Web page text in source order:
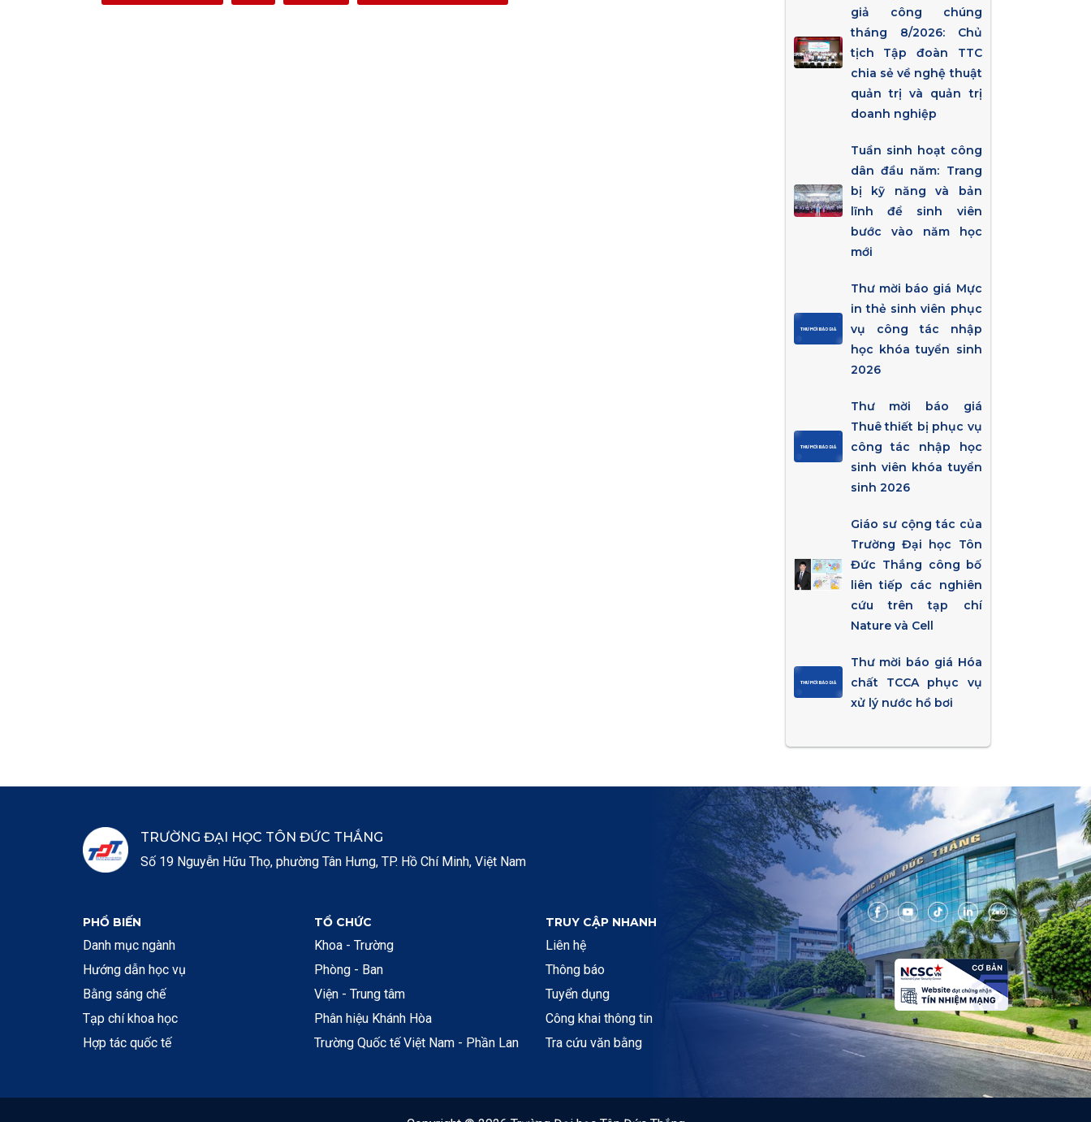
giả công chúng
tháng 8/2026: Chủ
tịch Tập đoàn TTC
chia sẻ về nghệ thuật
quản trị và quản trị
doanh nghiệp
Tuần sinh hoạt công
dân đầu năm: Trang
bị kỹ năng và bản
lĩnh để sinh viên
bước vào năm học
mới
Thư mời báo giá Mực
in thẻ sinh viên phục
vụ công tác nhập
học khóa tuyển sinh
2026
Thư mời báo giá
Thuê thiết bị phục vụ
công tác nhập học
sinh viên khóa tuyển
sinh 2026
Giáo sư cộng tác của
Trường Đại học Tôn
Đức Thắng công bố
liên tiếp các nghiên
cứu trên tạp chí
Nature và Cell
Thư mời báo giá Hóa
chất TCCA phục vụ
xử lý nước hồ bơi
TRƯỜNG ĐẠI HỌC TÔN ĐỨC THẮNG
Số 19 Nguyễn Hữu Thọ, phường Tân Hưng, TP. Hồ Chí Minh, Việt Nam
PHỔ BIẾN
Danh mục ngành
Hướng dẫn học vụ
Bằng sáng chế
Tạp chí khoa học
Hợp tác quốc tế
TỔ CHỨC
Khoa - Trường
Phòng - Ban
Viện - Trung tâm
Phân hiệu Khánh Hòa
Trường Quốc tế Việt Nam - Phần Lan
TRUY CẬP NHANH
Liên hệ
Thông báo
Tuyển dụng
Công khai thông tin
Tra cứu văn bằng